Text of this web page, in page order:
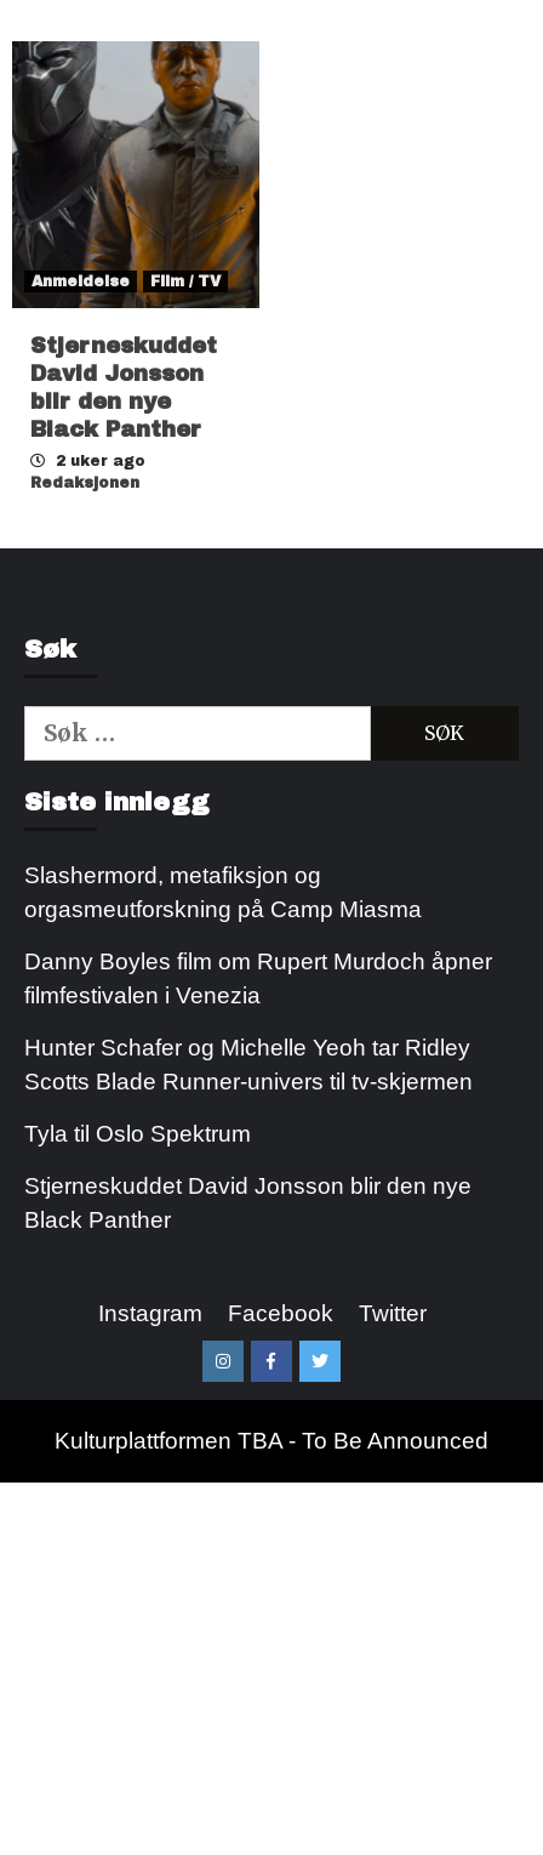
Anmeldelse Film / TV
Stjerneskuddet
David Jonsson
blir den nye
Black Panther
2 uker ago
Redaksjonen
Søk
Søk
etter:
Siste innlegg
Slashermord, metafiksjon og
orgasmeutforskning på Camp Miasma
Danny Boyles film om Rupert Murdoch åpner
filmfestivalen i Venezia
Hunter Schafer og Michelle Yeoh tar Ridley
Scotts Blade Runner-univers til tv-skjermen
Tyla til Oslo Spektrum
Stjerneskuddet David Jonsson blir den nye
Black Panther
Instagram Facebook Twitter
InstagramFacebookTwitter
Kulturplattformen TBA - To Be Announced